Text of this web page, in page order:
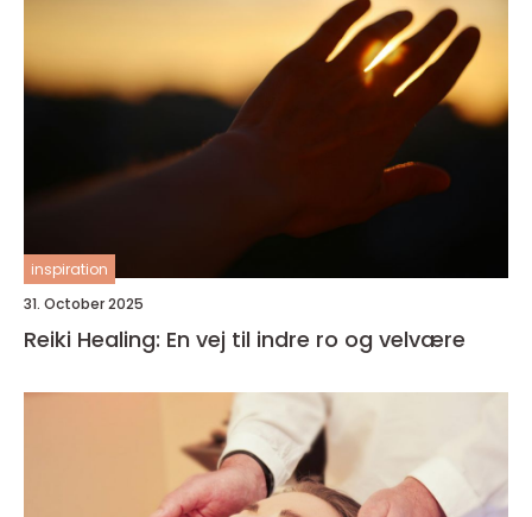
inspiration
31. October 2025
Reiki Healing: En vej til indre ro og velvære